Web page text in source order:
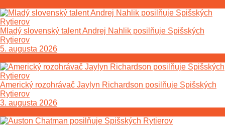
Mladý slovenský talent Andrej Nahlik posilňuje Spišských
Rytierov
5. augusta 2026
Americký rozohrávač Jaylyn Richardson posilňuje Spišských
Rytierov
3. augusta 2026